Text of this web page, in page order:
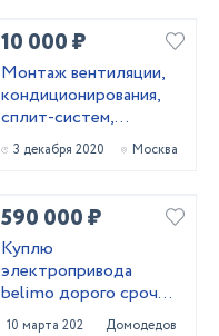
10 000 ₽
Монтаж вентиляции,
кондиционирования,
сплит-систем,
монтаж, пуско-
наладка,
3 декабря 2020 Москва
590 000 ₽
Куплю
электропривода
belimo дорого срочно
тел 89611447885
10 марта 2021 Домодедово